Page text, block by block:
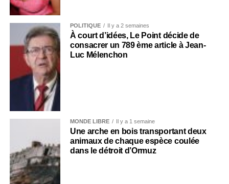
POLITIQUE Il y a 2 semaines
À court d’idées, Le Point décide de
consacrer un 789 ème article à Jean-
Luc Mélenchon
MONDE LIBRE Il y a 1 semaine
Une arche en bois transportant deux
animaux de chaque espèce coulée
dans le détroit d’Ormuz